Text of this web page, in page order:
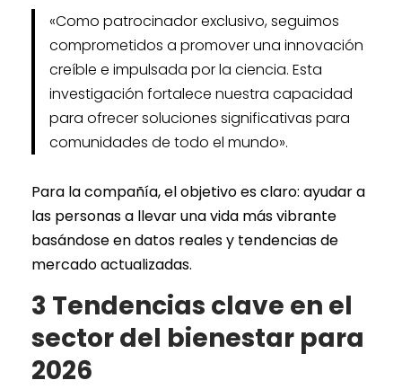
«Como patrocinador exclusivo, seguimos
comprometidos a promover una innovación
creíble e impulsada por la ciencia. Esta
investigación fortalece nuestra capacidad
para ofrecer soluciones significativas para
comunidades de todo el mundo».
Para la compañía, el objetivo es claro: ayudar a
las personas a llevar una vida más vibrante
basándose en datos reales y tendencias de
mercado actualizadas.
3 Tendencias clave en el
sector del bienestar para
2026